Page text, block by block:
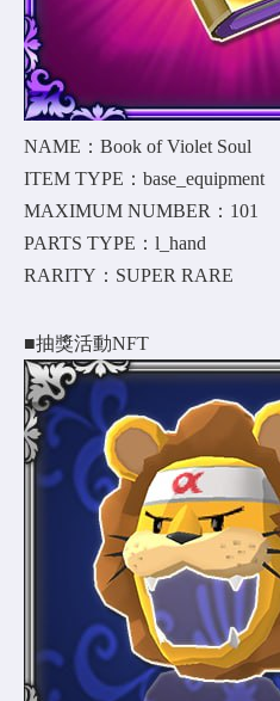
NAME：Book of Violet Soul
ITEM TYPE：base_equipment
MAXIMUM NUMBER：101
PARTS TYPE：l_hand
RARITY：SUPER RARE
■抽獎活動NFT